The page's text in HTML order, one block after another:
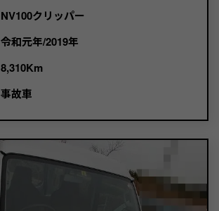
NV100クリッパー
令和元年/2019年
8,310Km
事故車